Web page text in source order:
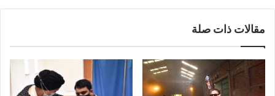
مقالات ذات صلة